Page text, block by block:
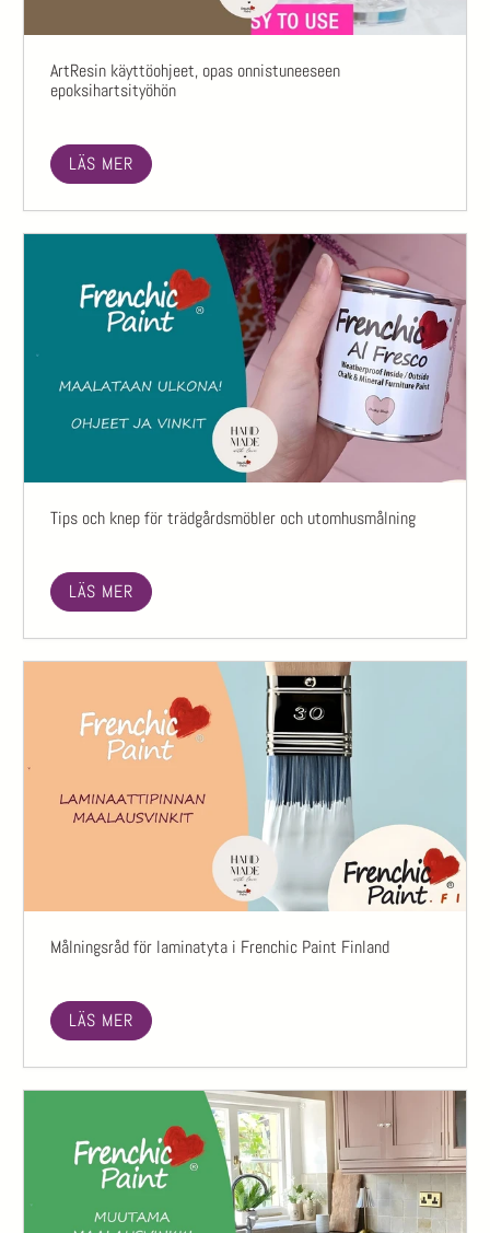
ArtResin käyttöohjeet, opas onnistuneeseen
epoksihartsityöhön
LÄS MER
Tips och knep för trädgårdsmöbler och utomhusmålning
LÄS MER
Målningsråd för laminatyta i Frenchic Paint Finland
LÄS MER